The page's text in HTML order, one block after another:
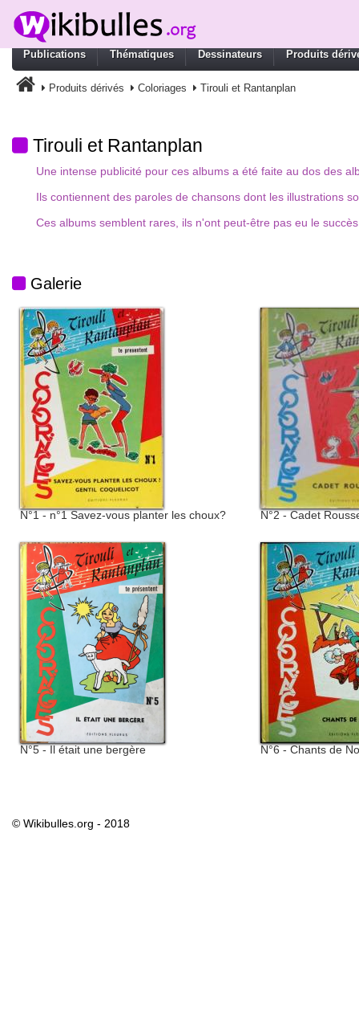
Publications Thématiques Dessinateurs Produits
Produits dérivés Coloriages Tirouli et Rantanplan
Tirouli et Rantanplan
Une intense publicité pour ces albums a été faite au dos des
Ils contiennent des paroles de chansons dont les illustrations
Ces albums semblent rares, ils n'ont peut-être pas eu le
Galerie
N°1 - n°1 Savez-vous planter les choux? N°2 - Cadet
N°5 - Il était une bergère N°6 - Chants de
© Wikibulles.org - 2018